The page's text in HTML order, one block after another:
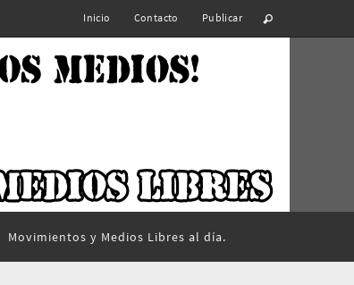
Inicio Contacto Publicar
Movimientos y Medios Libres al día.